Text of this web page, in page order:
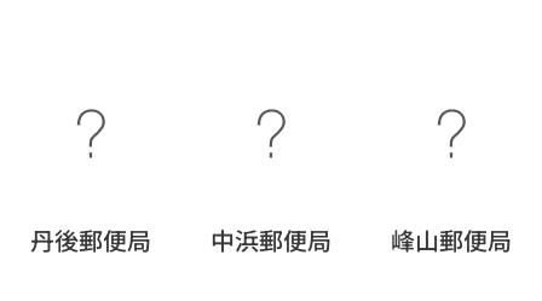
丹後郵便局 中浜郵便局 峰山郵便局